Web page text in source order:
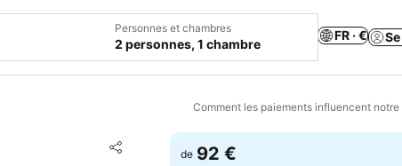
Personnes et chambres
2 personnes, 1 chambre
FR · €
Comment les paiements influencent
Partager
Ajouter à mes favoris
de 92 €